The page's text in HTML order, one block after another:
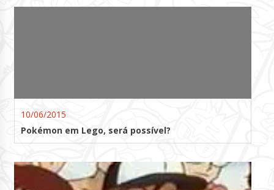
10/06/2015
Pokémon em Lego, será possível?